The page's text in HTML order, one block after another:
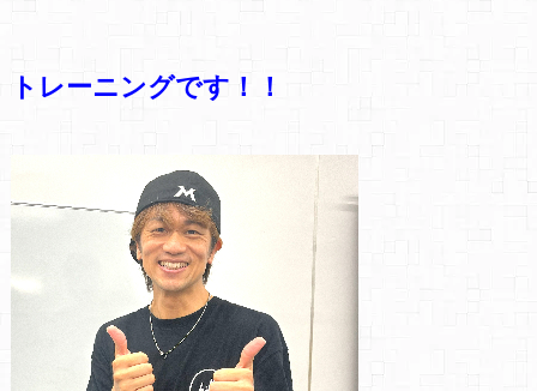
トレーニングです！！